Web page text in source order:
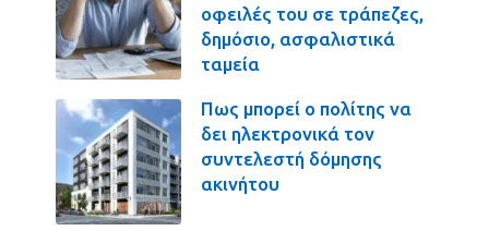
οφειλές του σε τράπεζες,
δημόσιο, ασφαλιστικά
ταμεία
Πως μπορεί ο πολίτης να
δει ηλεκτρονικά τον
συντελεστή δόμησης
ακινήτου